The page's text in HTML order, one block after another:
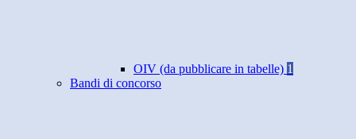
OIV (da pubblicare in tabelle) 1
Bandi di concorso